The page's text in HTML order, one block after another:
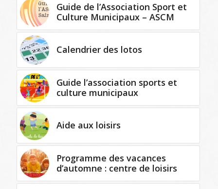
Guide de l’Association Sport et
Culture Municipaux – ASCM
Calendrier des lotos
Guide l’association sports et
culture municipaux
Aide aux loisirs
Programme des vacances
d’automne : centre de loisirs